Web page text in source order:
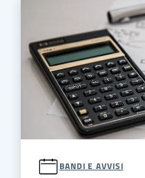
BANDI E AVVISI